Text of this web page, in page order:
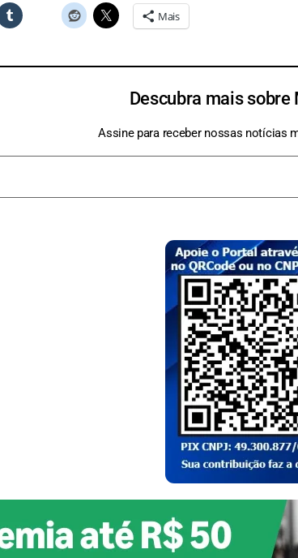
Mais
Descubra mais
Assine para receber nossas notícias